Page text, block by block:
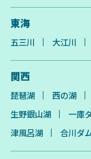
東海
五三川 大江川
関西
琵琶湖 西の湖
生野銀山湖
一庫
津風呂湖
合川ダ